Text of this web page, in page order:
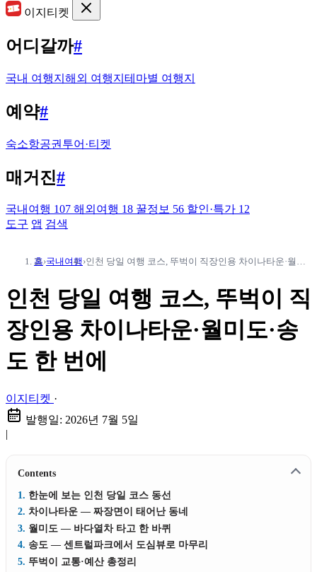
이지티켓
어디갈까#
국내 여행지 해외 여행지 테마별 여행지
예약#
숙소항공권 투어·티켓
매거진#
국내여행 107 해외여행 18 꿀정보 56 할인·특가 12
도구 앱 검색
홈›국내여행› 인천 당일 여행 코스, 뚜벅이 직장인용 차이나타운·월미도·송도 한 번에
인천 당일 여행 코스, 뚜벅이 직
장인용 차이나타운·월미도·송
도 한 번에
이지티켓 ·
발행일: 2026년 7월 5일
|
Contents
한눈에 보는 인천 당일 코스 동선
차이나타운 — 짜장면이 태어난 동네
월미도 — 바다열차 타고 한 바퀴
송도 — 센트럴파크에서 도심뷰로 마무리
뚜벅이 교통·예산 총정리